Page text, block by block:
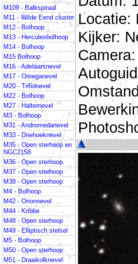
M109 - Balkspiraal
M11 - Wilde Eend cluster
M12 - Bolhoop
M13 - Herculesbolhoop
M14 - Bolhoop
M15 Bolhoop
M16 - Adelaarsnevel
M17 - Omeganevel
M20 - Trifidnevel
M22 - Bolhoop
M27 - Halternevel
M3 - Bolhoop
M31 - Andromedanevel
M33 - Driehoeknevel
M35 - Open sterhoop en
NGC2158
M36 - Open sterhoop
M37 - Open sterhoop
M38 - Open sterhoop
M4 - Bolhoop
M42 - Orionnevel
M44 - Kribbe
M48 - Open sterhoop
M49 - Elliptisch stelsel
M5 - Bolhoop
M50 - Open sterhoop
M51 - Draaikolknevel
Locatie:
Kijker: